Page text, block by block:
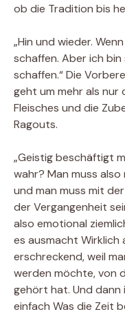
ob die Tradition bis
„Hin und wieder.
schaffen. Aber ich
schaffen.“ Die
geht um mehr als nur
Fleisches und die
Ragouts.
„Geistig beschäftigt
wahr? Man muss
und man muss mit
der Vergangenheit
also emotional
es ausmacht Wirklich
erschreckend, weil
werden möchte, von
gehört hat. Und
einfach Was die Zeit